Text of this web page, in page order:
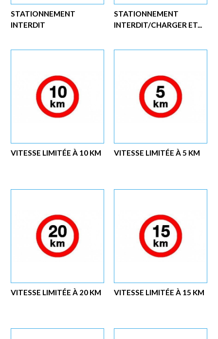
STATIONNEMENT
INTERDIT/CHARGER ET...
STATIONNEMENT
INTERDIT
VITESSE LIMITÉE À 5 KM
VITESSE LIMITÉE À 10 KM
VITESSE LIMITÉE À 15 KM
VITESSE LIMITÉE À 20 KM